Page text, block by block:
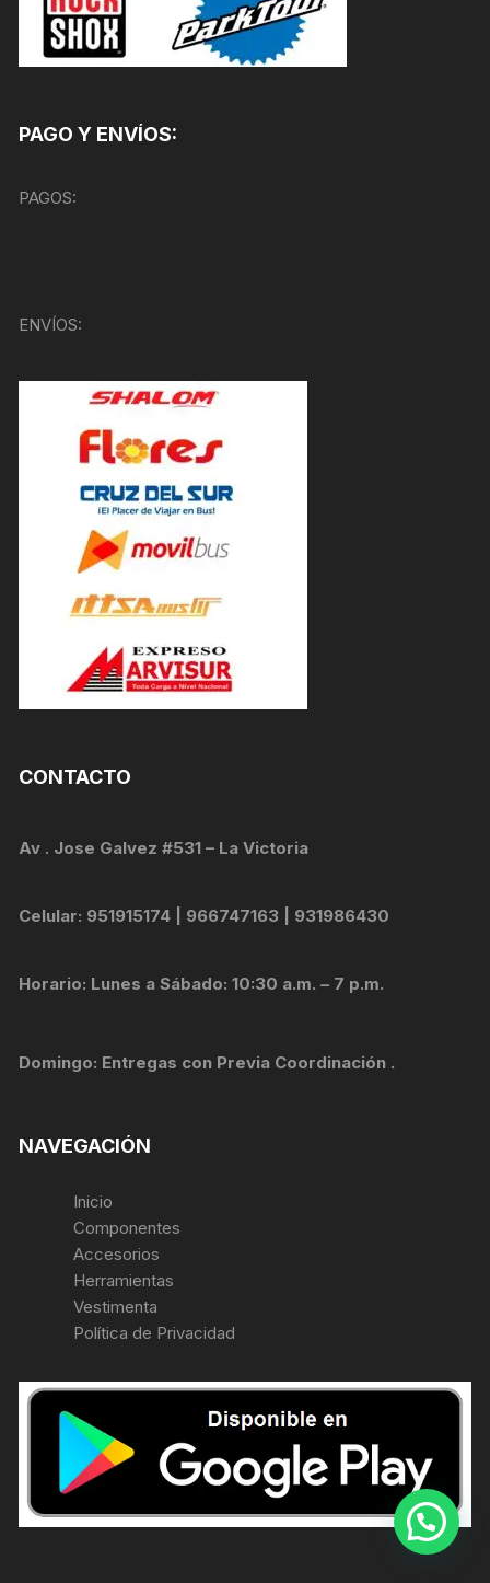
PAGO Y ENVÍOS:
PAGOS:
ENVÍOS:
CONTACTO
Av . Jose Galvez #531 – La Victoria
Celular: 951915174 | 966747163 | 931986430
Horario: Lunes a Sábado: 10:30 a.m. – 7 p.m.
Domingo: Entregas con Previa Coordinación .
NAVEGACIÓN
Inicio
Componentes
Accesorios
Herramientas
Vestimenta
Política de Privacidad